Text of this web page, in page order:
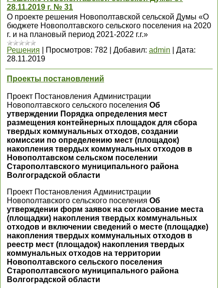
28.11.2019 г. № 31
О проекте решения Новополтавской сельской Думы «О
бюджете Новополтавского сельского поселения на 2020
г. и на плановый период 2021-2022 г.г.»
Решения
Просмотров: 782 Добавил: admin
Дата:
28.11.2019
Проекты постановлений
Проект Постановления Администрации
Новополтавского сельского поселения Об
утверждении Порядка определения мест
размещения контейнерных площадок для сбора
твердых коммунальных отходов, создании
комиссии по определению мест (площадок)
накопления твердых коммунальных отходов в
Новополтавском сельском поселении
Старополтавского муниципального района
Волгоградской области
Проект Постановления Администрации
Новополтавского сельского поселения Об
утверждении форм заявок на согласование места
(площадки) накопления твердых коммунальных
отходов и включении сведений о месте (площадке)
накопления твердых коммунальных отходов в
реестр мест (площадок) накопления твердых
коммунальных отходов на территории
Новополтавского сельского поселения
Старополтавского муниципального района
Волгоградской области